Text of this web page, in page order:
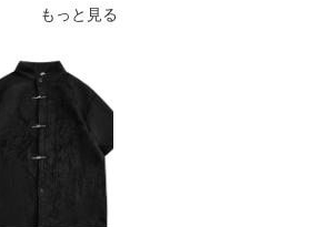
もっと見る